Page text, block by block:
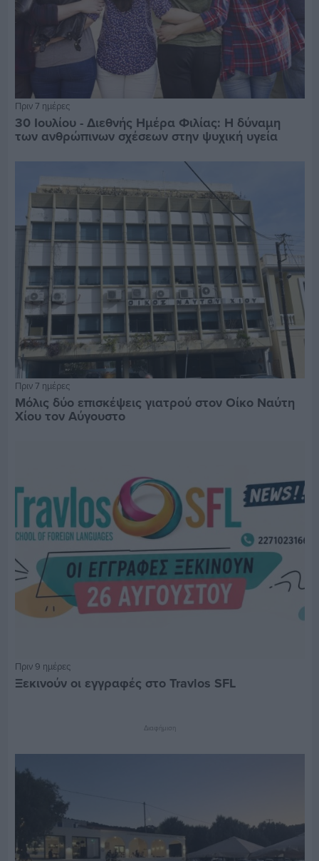
Πριν 7 ημέρες
30 Ιουλίου - Διεθνής Ημέρα Φιλίας: Η δύναμη
των ανθρώπινων σχέσεων στην ψυχική υγεία
Πριν 7 ημέρες
Μόλις δύο επισκέψεις γιατρού στον Οίκο Ναύτη
Χίου τον Αύγουστο
Πριν 9 ημέρες
Ξεκινούν οι εγγραφές στο Travlos SFL
Διαφήμιση